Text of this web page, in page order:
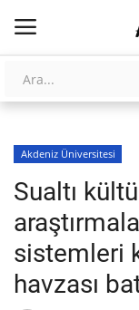
Giriş
AnaSayfa
İletişim
Akdeniz Üniversitesi
Sualtı
sistemleri
havzası